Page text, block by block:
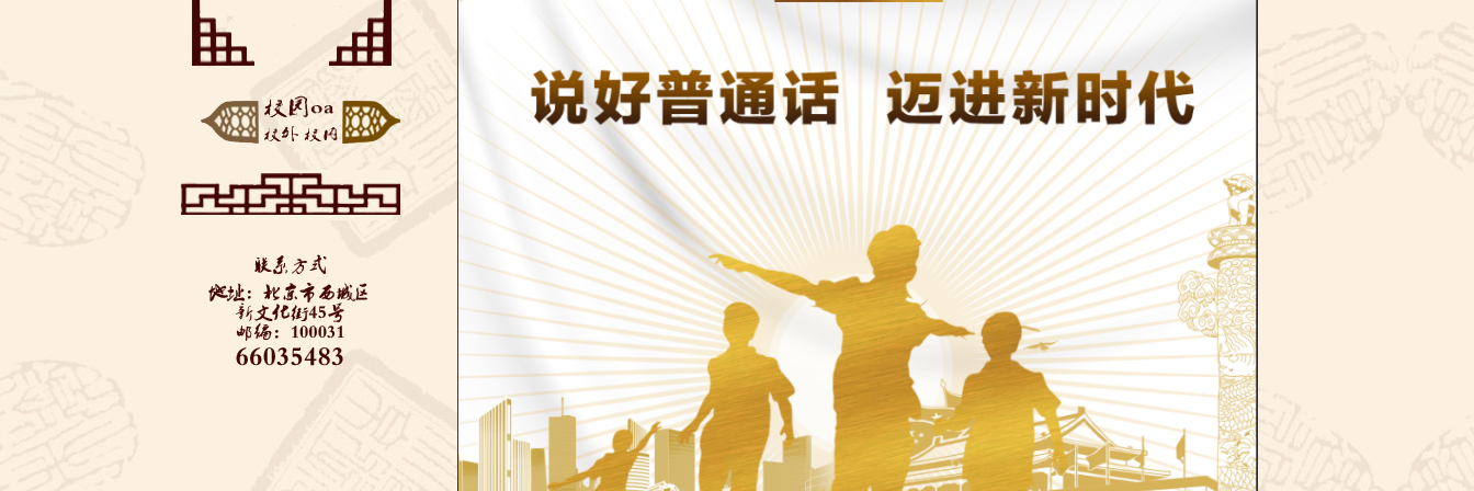
推...“云端阅享”——来自同
学们的好书推荐
博疫有我——记2020届
初三毕业考
校进行防疫安全检查—...
全力支持 万千保障——
金融街道向学校捐赠...
“艺”心抗疫 “艺”同成长